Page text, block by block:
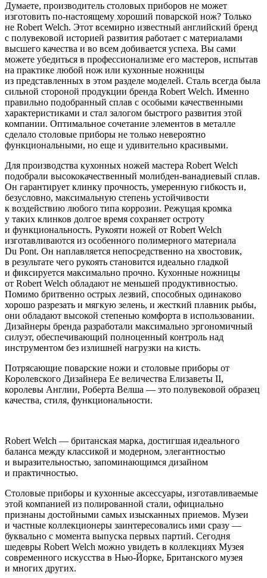
Думаете, производитель столовых приборов не может
изготовить по-настоящему хороший поварской нож? Только
не Robert Welch. Этот всемирно известный английский бренд
с полувековой историей развития работает с материалами
высшего качества и во всем добивается успеха. Вы сами
можете убедиться в профессионализме его мастеров, испытав
на практике любой нож или кухонные ножницы
из представленных в этом разделе моделей. Сталь всегда была
сильной стороной продукции бренда Robert Welch. Именно
правильно подобранный сплав с особыми качественными
характеристиками и стал залогом быстрого развития этой
компании. Оптимальное сочетание элементов в металле
сделало столовые приборы не только невероятно
функциональными, но еще и удивительно красивыми.
Для производства кухонных ножей мастера Robert Welch
подобрали высококачественный молибден-ванадиевый сплав.
Он гарантирует клинку прочность, умеренную гибкость и,
безусловно, максимальную степень устойчивости
к воздействию любого типа коррозии. Режущая кромка
у таких клинков долгое время сохраняет остроту
и функциональность. Рукояти ножей от Robert Welch
изготавливаются из особенного полимерного материала
Du Pont. Он наплавляется непосредственно на хвостовик,
в результате чего рукоять становится идеально гладкой
и фиксируется максимально прочно. Кухонные ножницы
от Robert Welch обладают не меньшей продуктивностью.
Помимо бритвенно острых лезвий, способных одинаково
хорошо разрезать и мягкую зелень, и жесткий плавник рыбы,
они обладают высокой степенью комфорта в использовании.
Дизайнеры бренда разработали максимально эргономичный
силуэт, обеспечивающий полноценный контроль над
инструментом без излишней нагрузки на кисть.
Потрясающие поварские ножи и столовые приборы от
Королевского Дизайнера Ее величества Елизаветы II,
королевы Англии, Роберта Велша — это полувековой образец
качества, стиля, функциональности.
Robert Welch — британская марка, достигшая идеального
баланса между классикой и модерном, элегантностью
и выразительностью, запоминающимся дизайном
и практичностью.
Столовые приборы и кухонные аксессуары, изготавливаемые
этой компанией из полированной стали, официально
признаны достойными самых изысканных приемов. Музеи
и частные коллекционеры заинтересовались ими сразу —
буквально с момента выпуска первых партий. Сегодня
шедевры Robert Welch можно увидеть в коллекциях Музея
современного искусства в Нью-Йорке, Британского музея
и многих других.